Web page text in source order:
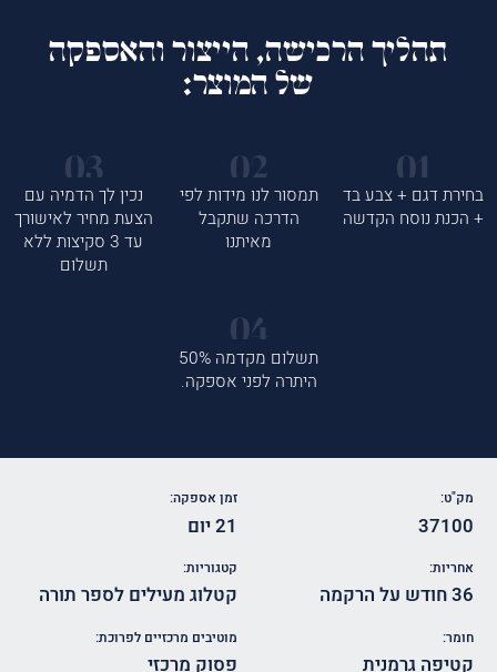
תהליך הרכישה, הייצור והאספקה
של המוצר:
בחירת דגם + צבע בד
+ הכנת נוסח הקדשה
תמסור לנו מידות לפי
הדרכה שתקבל
מאיתנו
נכין לך הדמיה עם
הצעת מחיר לאישורך
עד 3 סקיצות ללא
תשלום
תשלום מקדמה 50%
היתרה לפני אספקה.
מק"ט:
37100
זמן אספקה:
21 יום
אחריות:
36 חודש על הרקמה
קטגוריות:
קטלוג מעילים לספר תורה
חומר:
קטיפה גרמנית
מוטיבים מרכזיים לפרוכת:
פסוק מרכזי